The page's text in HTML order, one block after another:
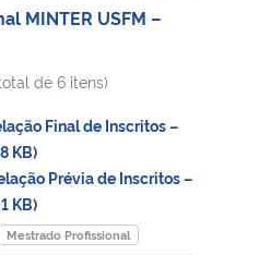
MINTER USFM –
de 6 itens)
Final de Inscritos –
KB)
Prévia de Inscritos –
KB)
Mestrado Profissional